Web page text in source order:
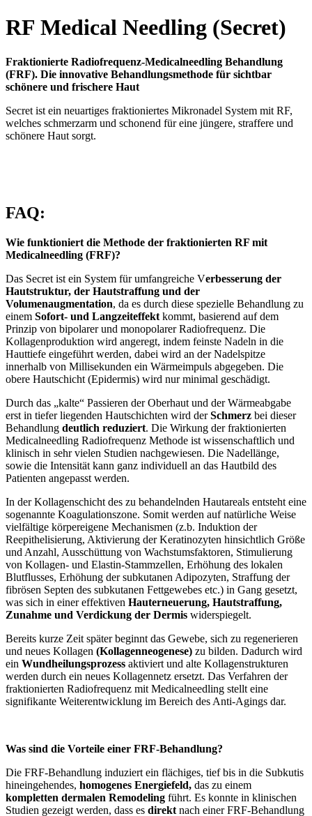
RF Medical Needling (Secret)
Fraktionierte Radiofrequenz-Medicalneedling Behandlung
(FRF). Die innovative Behand­lungsmethode für sichtbar
schönere und frischere Haut
Secret ist ein neuartiges fraktioniertes Mikronadel System mit RF,
welches schmerzarm und schonend für eine jüngere, straffere und
schönere Haut sorgt.
FAQ:
Wie funktioniert die Methode der fraktionierten RF mit
Medicalneedling (FRF)?
Das Secret ist ein System für umfangreiche Verbesserung der
Hautstruktur, der Hautstraffung und der
Volumenaugmentation, da es durch diese spezielle Behandlung zu
einem Sofort- und Langzeiteffekt kommt, basierend auf dem
Prinzip von bipolarer und monopolarer Radiofrequenz. Die
Kollagenproduktion wird angeregt, indem feinste Nadeln in die
Hauttiefe eingeführt werden, dabei wird an der Nadelspitze
innerhalb von Millisekunden ein Wärmeimpuls abgegeben. Die
obere Hautschicht (Epidermis) wird nur minimal geschädigt.
Durch das „kalte“ Passieren der Oberhaut und der Wärmeabgabe
erst in tiefer liegenden Hautschichten wird derSchmerz bei dieser
Behandlung deutlich reduziert. Die Wirkung der fraktionierten
Medicalneedling Radiofrequenz Methode ist wissenschaftlich und
klinisch in sehr vielen Studien nachgewiesen. Die Nadellänge,
sowie die Intensität kann ganz individuell an das Hautbild des
Patienten angepasst werden.
In der Kollagenschicht des zu behandelnden Hautareals entsteht eine
sogenannte Koagulationszone. Somit werden auf natürliche Weise
vielfältige körpereigene Mechanismen (z.b. Induktion der
Reepithelisierung, Aktivierung der Keratinozyten hinsichtlich Größe
und Anzahl, Ausschüttung von Wachstumsfaktoren, Stimulierung
von Kollagen- und Elastin-Stammzellen, Erhöhung des lokalen
Blutflusses, Erhöhung der subkutanen Adipozyten, Straffung der
fibrösen Septen des subkutanen Fettgewebes etc.) in Gang gesetzt,
was sich in einer effektiven Hauterneuerung, Hautstraffung,
Zunahme und Verdickung der Dermis widerspiegelt.
Bereits kurze Zeit später beginnt das Gewebe, sich zu regenerieren
und neues Kollagen (Kollagenneogenese) zu bilden. Dadurch wird
ein Wundheilungsprozess aktiviert und alte Kollagenstrukturen
werden durch ein neues Kollagennetz ersetzt. Das Verfahren der
fraktionierten Radiofrequenz mit Medicalneedling stellt eine
signifikante Weiterentwicklung im Bereich des Anti-Agings dar.
Was sind die Vorteile einer FRF-Behandlung?
Die FRF-Behandlung induziert ein flächiges, tief bis in die Subkutis
hineingehendes, homogenes Energiefeld, das zu einem
kompletten dermalen Remodeling führt. Es konnte in klinischen
Studien gezeigt werden, dass es direkt nach einer FRF-Behandlung